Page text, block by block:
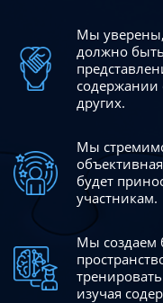
Мы
должно быть
содержании
других.
Мы
будет
участникам.
Мы создаем
изучая